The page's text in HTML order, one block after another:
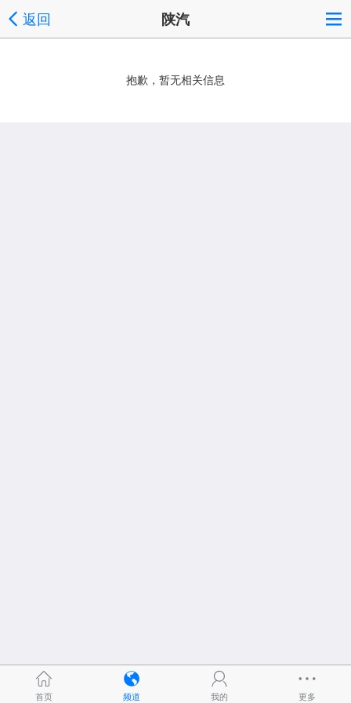
返回 陕汽
抱歉，暂无相关信息
首页 频道 我的 更多